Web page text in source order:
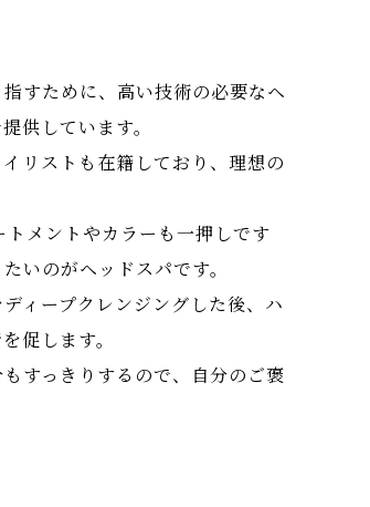
すために、高い技術の必要なヘ
供しています。
リストも在籍しており、理想の
メントやカラーも一押しです
いのがヘッドスパです。
ィープクレンジングした後、ハ
促します。
すっきりするので、自分のご褒